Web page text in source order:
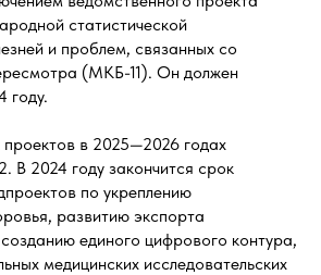
статистической
и проблем, связанных со
(МКБ-11). Он должен
году.
в 2025—2026 годах
В 2024 году закончится срок
по укреплению
развитию экспорта
созданию единого цифрового контура,
медицинских исследовательских